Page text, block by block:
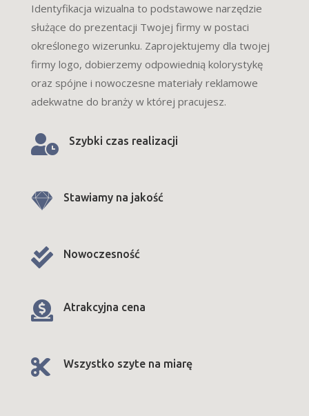
Identyfikacja wizualna to podstawowe narzędzie
służące do prezentacji Twojej firmy w postaci
określonego wizerunku. Zaprojektujemy dla twojej
firmy logo, dobierzemy odpowiednią kolorystykę
oraz spójne i nowoczesne materiały reklamowe
adekwatne do branży w której pracujesz.
 Szybki czas realizacji
 Stawiamy na jakość
 Nowoczesność
 Atrakcyjna cena
 Wszystko szyte na miarę